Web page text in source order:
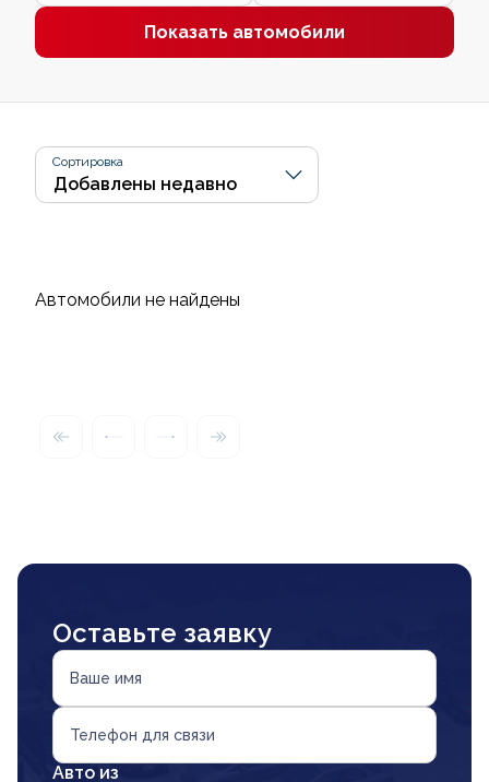
Показать автомобили
Сортировка
Автомобили не найдены
Оставьте заявку
Ваше имя
Телефон для связи
Авто из